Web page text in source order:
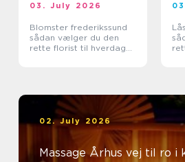
03. July 2026
Blomster frederikssund
sådan vælger du den
rette florist til hverdag
02. July 2026
Massage Århus